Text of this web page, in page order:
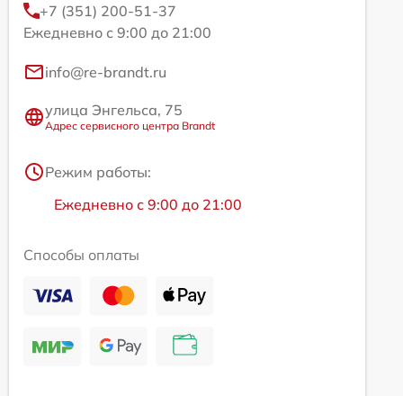
+7 (351) 200-51-37
Ежедневно с 9:00 до 21:00
info@re-brandt.ru
улица Энгельса, 75
Адрес сервисного центра Brandt
Режим работы:
Ежедневно с 9:00 до 21:00
Способы оплаты